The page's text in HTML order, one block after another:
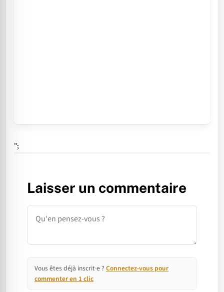
";
Laisser un commentaire
Commentaire
Vous êtes déjà inscrit·e ? Connectez-vous pour
commenter en 1 clic